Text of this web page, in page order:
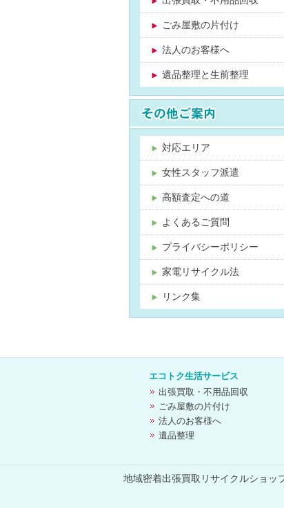
ごみ屋敷の片付け
法人のお客様へ
遺品整理と生前整理
対応エリア
女性スタッフ派遣
高額査定への道
よくあるご質問
プライバシーポリシー
家電リサイクル法
リンク集
エコトク生活サービス
出張買取・不用品回収
ごみ屋敷の片付け
法人のお客様へ
遺品整理
地域密着出張買取リサイクルショッ